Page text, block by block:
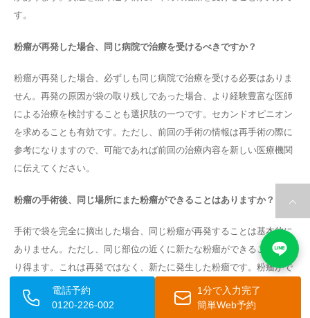
す。
粉瘤が再発した場合、同じ病院で治療を受けるべきですか？
粉瘤が再発した場合、必ずしも同じ病院で治療を受ける必要はありま
せん。再発の原因が袋の取り残しであった場合、より経験豊富な医師
による治療を検討することも選択肢の一つです。セカンドオピニオン
を求めることも有効です。ただし、前回の手術の情報は再手術の際に
参考になりますので、可能であれば前回の治療内容を新しい医療機関
に伝えてください。
粉瘤の手術後、同じ場所にまた粉瘤ができることはありますか？
手術で袋を完全に摘出した場合、同じ粉瘤が再発することは基本的に
ありません。ただし、同じ部位の近くに新たな粉瘤ができることはあ
り得ます。これは再発ではなく、新たに発生した粉瘤です。粉瘤がで
きやすい体質の方は、別の場所にも粉瘤ができることがありますの
で、新しいしこりを見つけたら早めに医療機関を受診してください。
電話予約
0120-226-002
1分で入力完了
簡単Web予約